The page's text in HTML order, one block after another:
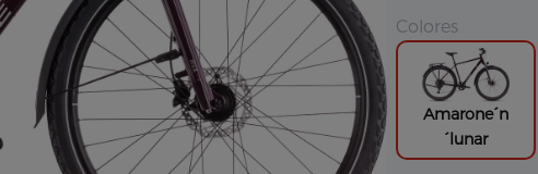
Colores
Amarone´n
´lunar